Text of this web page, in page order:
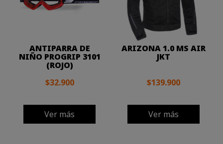
ANTIPARRA DE
NIÑO PROGRIP 3101
(ROJO)
$32.900
Ver más
ARIZONA 1.0 MS AIR
JKT
$139.900
Ver más